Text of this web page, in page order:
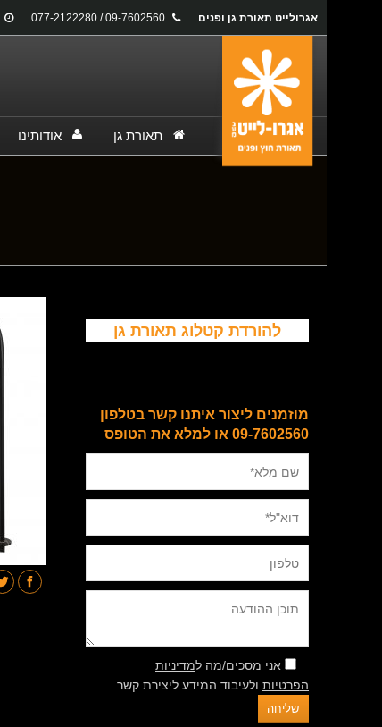
אגרולייט תאורת גן ופנים
תאורת גן אודותינו
להורדת קטלוג תאורת גן
מוזמנים ליצור איתנו קשר בטלפון
09-7602560 או למלא את הטופס
אני מסכים/מה למדיניות
הפרטיות ולעיבוד המידע ליצירת קשר